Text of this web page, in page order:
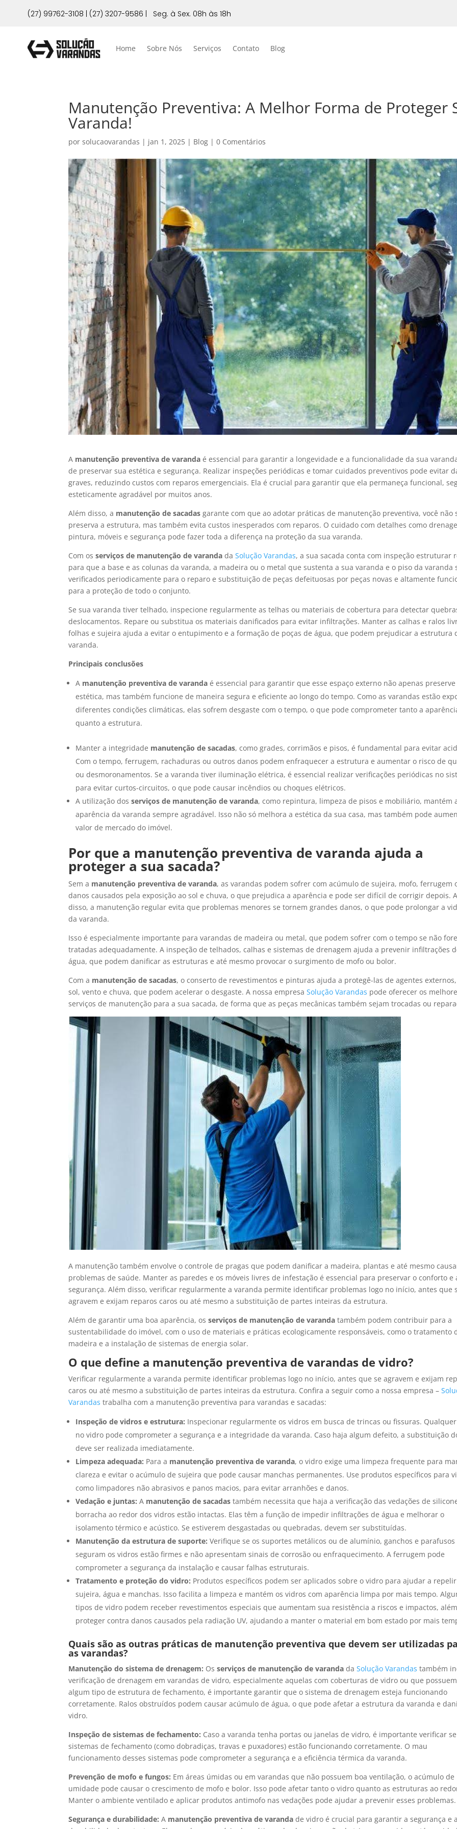
(27) 99762-3108 (27) 3207-9586 Seg. à Sex. 08h às 18h
Home Sobre Nós Serviços Contato Blog
Manutenção Preventiva: A Melhor Forma de Proteger
Varanda!
porsolucaovarandas | jan 1, 2025 | Blog |0 Comentários
A manutenção preventiva de varanda é essencial para garantir a longevidade e a funcionalidade da sua
de preservar sua estética e segurança. Realizar inspeções periódicas e tomar cuidados preventivos pode evitar
graves, reduzindo custos com reparos emergenciais. Ela é crucial para garantir que ela permaneça funcional,
esteticamente agradável por muitos anos.
Além disso, a manutenção de sacadas garante com que ao adotar práticas de manutenção preventiva, você não
preserva a estrutura, mas também evita custos inesperados com reparos. O cuidado com detalhes como
pintura, móveis e segurança pode fazer toda a diferença na proteção da sua varanda.
Com osserviços de manutenção de varandadaSolução Varandas, a sua sacada conta com inspeção estruturar
para que a base e as colunas da varanda, a madeira ou o metal que sustenta a sua varanda e o piso da varanda
verificados periodicamente para o reparo e substituição de peças defeituosas por peças novas e altamente
para a proteção de todo o conjunto.
Se sua varanda tiver telhado, inspecione regularmente as telhas ou materiais de cobertura para detectar
deslocamentos. Repare ou substitua os materiais danificados para evitar infiltrações. Manter as calhas e ralos
folhas e sujeira ajuda a evitar o entupimento e a formação de poças de água, que podem prejudicar a estrutura
varanda.
Principais conclusões
A manutenção preventiva de varanda é essencial para garantir que esse espaço externo não apenas preserve
estética, mas também funcione de maneira segura e eficiente ao longo do tempo. Como as varandas estão
diferentes condições climáticas, elas sofrem desgaste com o tempo, o que pode comprometer tanto a
quanto a estrutura.
Manter a integridade manutenção de sacadas, como grades, corrimãos e pisos, é fundamental para evitar
Com o tempo, ferrugem, rachaduras ou outros danos podem enfraquecer a estrutura e aumentar o risco de
ou desmoronamentos. Se a varanda tiver iluminação elétrica, é essencial realizar verificações periódicas no
para evitar curtos-circuitos, o que pode causar incêndios ou choques elétricos.
A utilização dosserviços de manutenção de varanda, como repintura, limpeza de pisos e mobiliário, mantém
aparência da varanda sempre agradável. Isso não só melhora a estética da sua casa, mas também pode
valor de mercado do imóvel.
Por que a manutenção preventiva de varanda ajuda a
proteger a sua sacada?
Sem a manutenção preventiva de varanda, as varandas podem sofrer com acúmulo de sujeira, mofo, ferrugem
danos causados pela exposição ao sol e chuva, o que prejudica a aparência e pode ser difícil de corrigir depois.
disso, a manutenção regular evita que problemas menores se tornem grandes danos, o que pode prolongar a
da varanda.
Isso é especialmente importante para varandas de madeira ou metal, que podem sofrer com o tempo se não
tratadas adequadamente. A inspeção de telhados, calhas e sistemas de drenagem ajuda a prevenir infiltrações
água, que podem danificar as estruturas e até mesmo provocar o surgimento de mofo ou bolor.
Com a manutenção de sacadas, o conserto de revestimentos e pinturas ajuda a protegê-las de agentes
sol, vento e chuva, que podem acelerar o desgaste. A nossa empresaSolução Varandas pode oferecer os
serviços de manutenção para a sua sacada, de forma que as peças mecânicas também sejam trocadas ou
A manutenção também envolve o controle de pragas que podem danificar a madeira, plantas e até mesmo
problemas de saúde. Manter as paredes e os móveis livres de infestação é essencial para preservar o conforto e
segurança. Além disso, verificar regularmente a varanda permite identificar problemas logo no início, antes que
agravem e exijam reparos caros ou até mesmo a substituição de partes inteiras da estrutura.
Além de garantir uma boa aparência, osserviços de manutenção de varanda também podem contribuir para a
sustentabilidade do imóvel, com o uso de materiais e práticas ecologicamente responsáveis, como o tratamento
madeira e a instalação de sistemas de energia solar.
O que define a manutenção preventiva de varandas de vidro?
Verificar regularmente a varanda permite identificar problemas logo no início, antes que se agravem e exijam
caros ou até mesmo a substituição de partes inteiras da estrutura. Confira a seguir como a nossa empresa –
Varandas trabalha com a manutenção preventiva para varandas e sacadas:
Inspeção de vidros e estrutura: Inspecionar regularmente os vidros em busca de trincas ou fissuras.
no vidro pode comprometer a segurança e a integridade da varanda. Caso haja algum defeito, a substituição
deve ser realizada imediatamente.
Limpeza adequada: Para a manutenção preventiva de varanda, o vidro exige uma limpeza frequente para
clareza e evitar o acúmulo de sujeira que pode causar manchas permanentes. Use produtos específicos para
como limpadores não abrasivos e panos macios, para evitar arranhões e danos.
Vedação e juntas: A manutenção de sacadas também necessita que haja a verificação das vedações de
borracha ao redor dos vidros estão intactas. Elas têm a função de impedir infiltrações de água e melhorar o
isolamento térmico e acústico. Se estiverem desgastadas ou quebradas, devem ser substituídas.
Manutenção da estrutura de suporte: Verifique se os suportes metálicos ou de alumínio, ganchos e parafusos
seguram os vidros estão firmes e não apresentam sinais de corrosão ou enfraquecimento. A ferrugem pode
comprometer a segurança da instalação e causar falhas estruturais.
Tratamento e proteção do vidro: Produtos específicos podem ser aplicados sobre o vidro para ajudar a repelir
sujeira, água e manchas. Isso facilita a limpeza e mantém os vidros com aparência limpa por mais tempo.
tipos de vidro podem receber revestimentos especiais que aumentam sua resistência a riscos e impactos,
proteger contra danos causados pela radiação UV, ajudando a manter o material em bom estado por mais
Quais são as outras práticas de manutenção preventiva que devem ser utilizadas
as varandas?
Manutenção do sistema de drenagem: Osserviços de manutenção de varanda daSolução Varandas também
verificação de drenagem em varandas de vidro, especialmente aquelas com coberturas de vidro ou que possuem
algum tipo de estrutura de fechamento, é importante garantir que o sistema de drenagem esteja funcionando
corretamente. Ralos obstruídos podem causar acúmulo de água, o que pode afetar a estrutura da varanda e
vidro.
Inspeção de sistemas de fechamento: Caso a varanda tenha portas ou janelas de vidro, é importante verificar
sistemas de fechamento (como dobradiças, travas e puxadores) estão funcionando corretamente. O mau
funcionamento desses sistemas pode comprometer a segurança e a eficiência térmica da varanda.
Prevenção de mofo e fungos: Em áreas úmidas ou em varandas que não possuem boa ventilação, o acúmulo de
umidade pode causar o crescimento de mofo e bolor. Isso pode afetar tanto o vidro quanto as estruturas ao
Manter o ambiente ventilado e aplicar produtos antimofo nas vedações pode ajudar a prevenir esses problemas.
Segurança e durabilidade: A manutenção preventiva de varanda de vidro é crucial para garantir a segurança e a